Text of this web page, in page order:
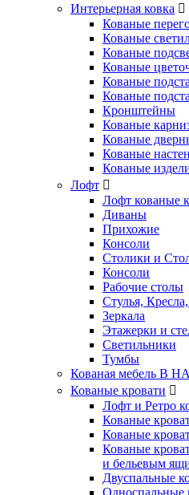
Интерьерная ковка
Кованые
Кованые
Кованые
Кованые
Кованые
Кованые
Кронштейны
Кованые
Кованые
Кованые
Кованые
Лофт
Лофт кованые
Диваны
Прихожие
Консоли
Столики и
Консоли
Рабочие столы
Стулья,
Зеркала
Этажерки и
Светильники
Тумбы
Кованая мебель В
Кованые кровати
Лофт и Ретро
Кованые
Кованые
Кованые
и бельевым
Двуспальные
Односпальные